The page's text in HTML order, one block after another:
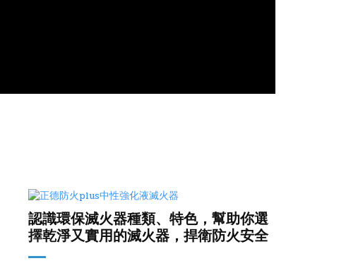
認識環保滅火器種類、特色，幫助你選
擇乾淨又實用的滅火器，捍衛防火安全